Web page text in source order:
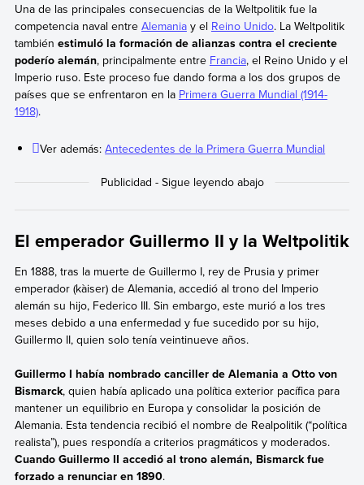
Una de las principales consecuencias de la Weltpolitik fue la
competencia naval entre Alemaniay el Reino Unido. La Weltpolitik
también estimuló la formación de alianzas contra el creciente
poderío alemán, principalmente entre Francia, el Reino Unido y el
Imperio ruso. Este proceso fue dando forma a los dos grupos de
países que se enfrentaron en la Primera Guerra Mundial (1914-
1918).
Ver además:Antecedentes de la Primera Guerra Mundial
El emperador Guillermo II y la Weltpolitik
En 1888, tras la muerte de Guillermo I, rey de Prusia y primer
emperador (kàiser) de Alemania, accedió al trono del Imperio
alemán su hijo, Federico III. Sin embargo, este murió a los tres
meses debido a una enfermedad y fue sucedido por su hijo,
Guillermo II, quien solo tenía veintinueve años.
Guillermo I había nombrado canciller de Alemania a Otto von
Bismarck, quien había aplicado una política exterior pacífica para
mantener un equilibrio en Europa y consolidar la posición de
Alemania. Esta tendencia recibió el nombre de Realpolitik (“política
realista”), pues respondía a criterios pragmáticos y moderados.
Cuando Guillermo II accedió al trono alemán, Bismarck fue
forzado a renunciar en 1890.